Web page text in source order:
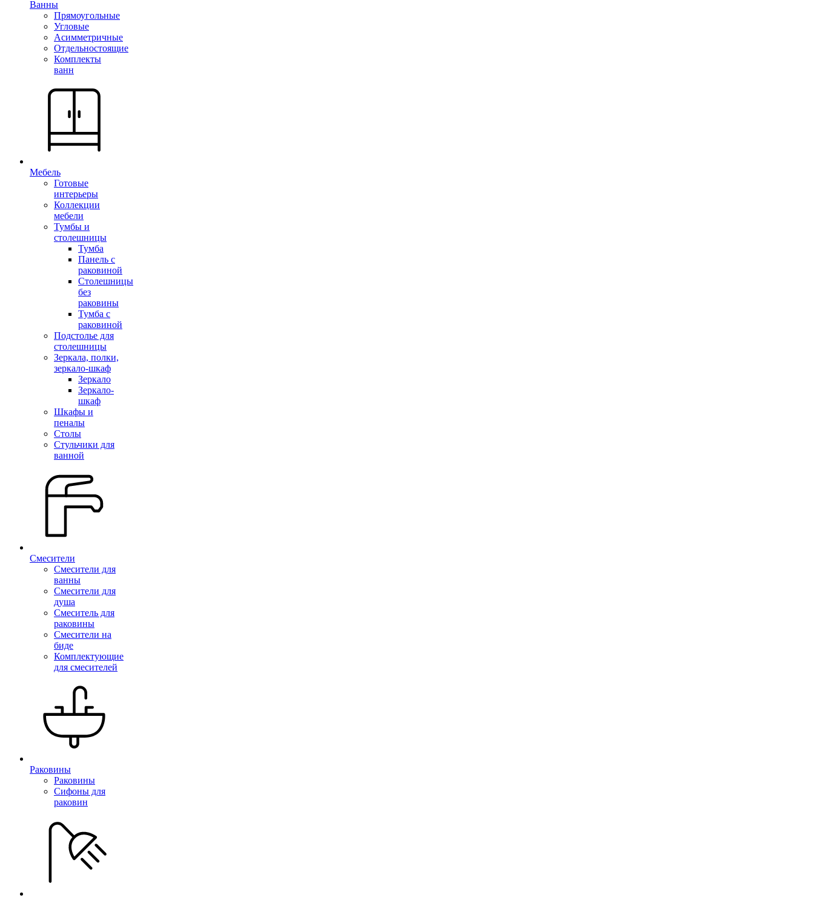
Ванны
Прямоугольные
Угловые
Асимметричные
Отдельностоящие
Комплекты
ванн
Мебель
Готовые
интерьеры
Коллекции
мебели
Тумбы и
столешницы
Тумба
Панель с
раковиной
Столешницы
без
раковины
Тумба с
раковиной
Подстолье для
столешницы
Зеркала, полки,
зеркало-шкаф
Зеркало
Зеркало-
шкаф
Шкафы и
пеналы
Столы
Стульчики для
ванной
Смесители
Смесители для
ванны
Смесители для
душа
Смеситель для
раковины
Смесители на
биде
Комплектующие
для смесителей
Раковины
Раковины
Сифоны для
раковин